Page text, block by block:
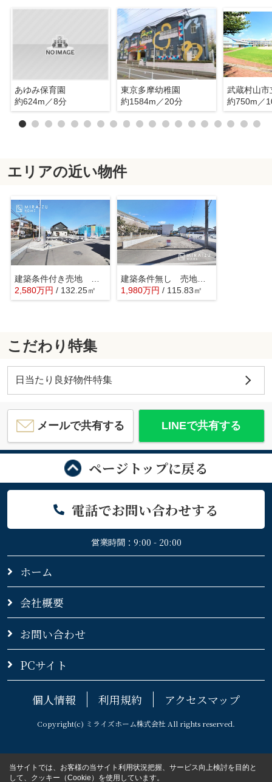
あゆみ保育園
約624m／8分
東京多摩幼稚園
約1584m／20分
約750m／
エリアの近い物件
2,580万円 / 132.25㎡
建築条件無し 売地 武蔵村山市榎2丁目 全2区画
1,980万円 / 115.83㎡
こだわり特集
日当たり良好物件特集
メールで共有する LINEで共有する
ページトップに戻る
電話でお問い合わせする
営業時間：9:00 - 20:00
ホーム
会社概要
お問い合わせ
PCサイト
個人情報 利用規約 アクセスマップ
Copyright(c) ミライズホーム株式会社 All rights reserved.
当サイトでは、お客様の当サイト利用状況把握、サービス向上検討を目的と
して、クッキー（Cookie）を使用しています。